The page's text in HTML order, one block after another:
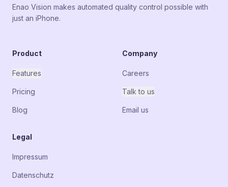
Enao Vision makes automated quality control possible with
just an iPhone.
Product
Features
Pricing
Blog
Company
Careers
Talk to us
Email us
Legal
Impressum
Datenschutz